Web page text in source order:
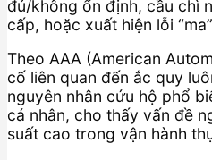
đủ/không ổn định, cầu chì
cấp, hoặc xuất hiện lỗi
Theo AAA (American
cố liên quan đến ắc quy
nguyên nhân cứu hộ phổ
cá nhân, cho thấy vấn đề
suất cao trong vận hành